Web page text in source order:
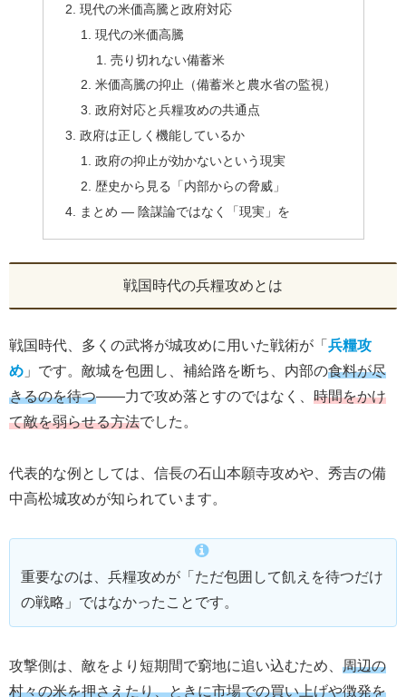
現代の米価高騰と政府対応
現代の米価高騰
売り切れない備蓄米
米価高騰の抑止（備蓄米と農水省の監視）
政府対応と兵糧攻めの共通点
政府は正しく機能しているか
政府の抑止が効かないという現実
歴史から見る「内部からの脅威」
まとめ ― 陰謀論ではなく「現実」を
戦国時代の兵糧攻めとは
戦国時代、多くの武将が城攻めに用いた戦術が「 兵糧攻
め 」です。敵城を包囲し、補給路を断ち、内部の食料が尽
きるのを待つ――力で攻め落とすのではなく、 時間をかけ
て敵を弱らせる方法でした。
代表的な例としては、信長の石山本願寺攻めや、秀吉の備
中高松城攻めが知られています。
重要なのは、兵糧攻めが「ただ包囲して飢えを待つだけ
の戦略」ではなかったことです。
攻撃側は、敵をより短期間で窮地に追い込むため、 周辺の
村々の米を押さえたり、ときに市場での買い上げや徴発を